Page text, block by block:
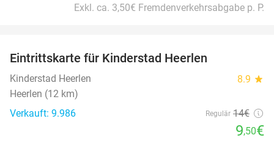
Exkl. ca. 3,50€ Fremdenverkehrsabgabe p. P.
Eintrittskarte für Kinderstad Heerlen
Kinderstad Heerlen 8.9 star
Heerlen (12 km)
Verkauft: 9.986
Regulär 14€
9,50€